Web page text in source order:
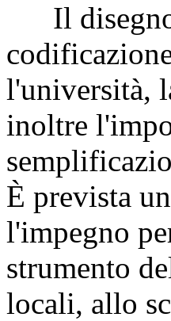
Il disegno
l'università,
inoltre
È prevista
l'impegno
strumento
locali, allo